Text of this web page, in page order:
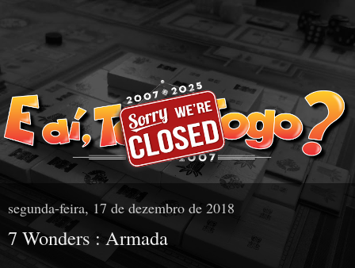
segunda-feira, 17 de dezembro de 2018
7 Wonders : Armada